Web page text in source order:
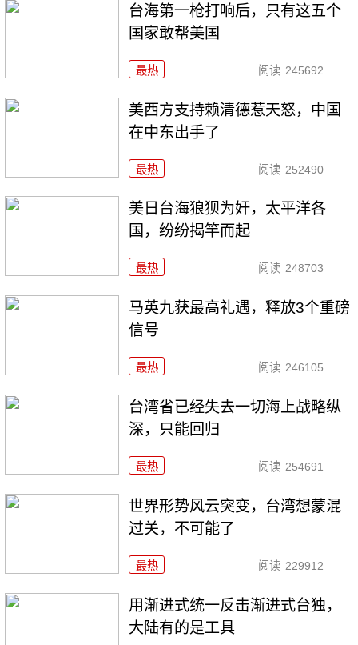
台海第一枪打响后，只有这五个
国家敢帮美国
最热 阅读 245692
美西方支持赖清德惹天怒，中国
在中东出手了
最热 阅读 252490
美日台海狼狈为奸，太平洋各
国，纷纷揭竿而起
最热 阅读 248703
马英九获最高礼遇，释放3个重磅
信号
最热 阅读 246105
台湾省已经失去一切海上战略纵
深，只能回归
最热 阅读 254691
世界形势风云突变，台湾想蒙混
过关，不可能了
最热 阅读 229912
用渐进式统一反击渐进式台独，
大陆有的是工具